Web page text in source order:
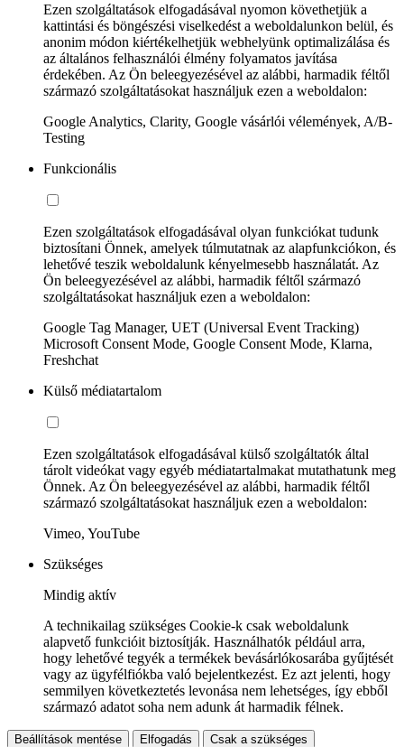
Ezen szolgáltatások elfogadásával nyomon követhetjük a
kattintási és böngészési viselkedést a weboldalunkon belül, és
anonim módon kiértékelhetjük webhelyünk optimalizálása és
az általános felhasználói élmény folyamatos javítása
érdekében. Az Ön beleegyezésével az alábbi, harmadik féltől
származó szolgáltatásokat használjuk ezen a weboldalon:
Google Analytics, Clarity, Google vásárlói vélemények, A/B-
Testing
Funkcionális
Ezen szolgáltatások elfogadásával olyan funkciókat tudunk
biztosítani Önnek, amelyek túlmutatnak az alapfunkciókon, és
lehetővé teszik weboldalunk kényelmesebb használatát. Az
Ön beleegyezésével az alábbi, harmadik féltől származó
szolgáltatásokat használjuk ezen a weboldalon:
Google Tag Manager, UET (Universal Event Tracking)
Microsoft Consent Mode, Google Consent Mode, Klarna,
Freshchat
Külső médiatartalom
Ezen szolgáltatások elfogadásával külső szolgáltatók által
tárolt videókat vagy egyéb médiatartalmakat mutathatunk meg
Önnek. Az Ön beleegyezésével az alábbi, harmadik féltől
származó szolgáltatásokat használjuk ezen a weboldalon:
Vimeo, YouTube
Szükséges
Mindig aktív
A technikailag szükséges Cookie-k csak weboldalunk
alapvető funkcióit biztosítják. Használhatók például arra,
hogy lehetővé tegyék a termékek bevásárlókosarába gyűjtését
vagy az ügyfélfiókba való bejelentkezést. Ez azt jelenti, hogy
semmilyen következtetés levonása nem lehetséges, így ebből
származó adatot soha nem adunk át harmadik félnek.
Beállítások mentése Elfogadás Csak a szükséges